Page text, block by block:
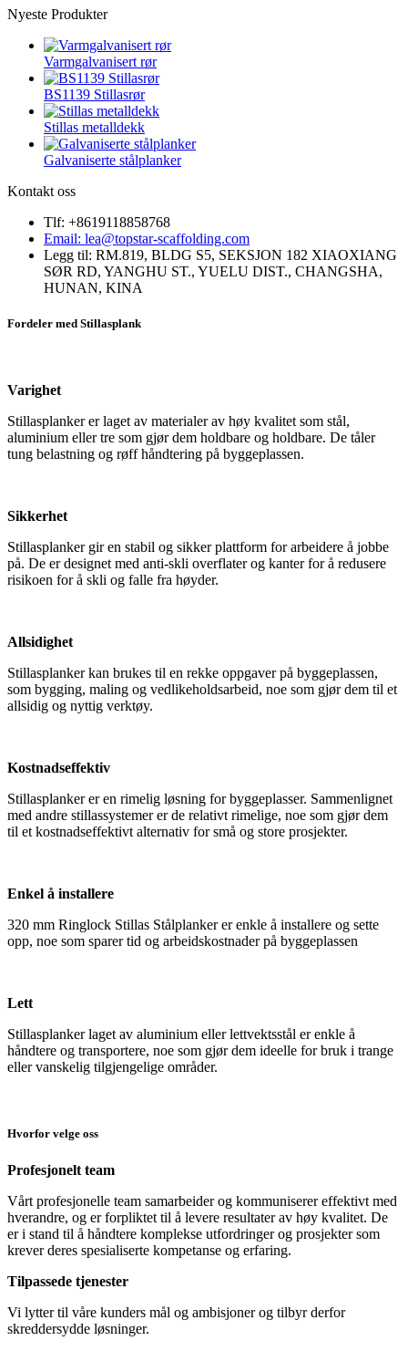
Nyeste Produkter
Varmgalvanisert rør
BS1139 Stillasrør
Stillas metalldekk
Galvaniserte stålplanker
Kontakt oss
Tlf: +8619118858768
Email: lea@topstar-scaffolding.com
Legg til: RM.819, BLDG S5, SEKSJON 182 XIAOXIANG
SØR RD, YANGHU ST., YUELU DIST., CHANGSHA,
HUNAN, KINA
Fordeler med Stillasplank
Varighet
Stillasplanker er laget av materialer av høy kvalitet som stål,
aluminium eller tre som gjør dem holdbare og holdbare. De tåler
tung belastning og røff håndtering på byggeplassen.
Sikkerhet
Stillasplanker gir en stabil og sikker plattform for arbeidere å jobbe
på. De er designet med anti-skli overflater og kanter for å redusere
risikoen for å skli og falle fra høyder.
Allsidighet
Stillasplanker kan brukes til en rekke oppgaver på byggeplassen,
som bygging, maling og vedlikeholdsarbeid, noe som gjør dem til et
allsidig og nyttig verktøy.
Kostnadseffektiv
Stillasplanker er en rimelig løsning for byggeplasser. Sammenlignet
med andre stillassystemer er de relativt rimelige, noe som gjør dem
til et kostnadseffektivt alternativ for små og store prosjekter.
Enkel å installere
320 mm Ringlock Stillas Stålplanker er enkle å installere og sette
opp, noe som sparer tid og arbeidskostnader på byggeplassen
Lett
Stillasplanker laget av aluminium eller lettvektsstål er enkle å
håndtere og transportere, noe som gjør dem ideelle for bruk i trange
eller vanskelig tilgjengelige områder.
Hvorfor velge oss
Profesjonelt team
Vårt profesjonelle team samarbeider og kommuniserer effektivt med
hverandre, og er forpliktet til å levere resultater av høy kvalitet. De
er i stand til å håndtere komplekse utfordringer og prosjekter som
krever deres spesialiserte kompetanse og erfaring.
Tilpassede tjenester
Vi lytter til våre kunders mål og ambisjoner og tilbyr derfor
skreddersydde løsninger.